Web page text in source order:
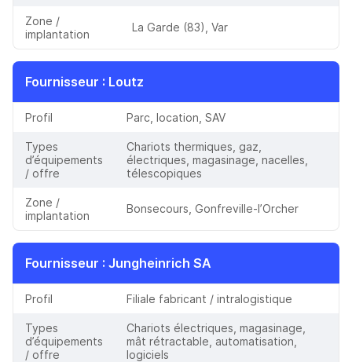
Zone /
implantation
La Garde (83), Var
Fournisseur : Loutz
Profil Parc, location, SAV
Types
d’équipements
/ offre
Chariots thermiques, gaz,
électriques, magasinage, nacelles,
télescopiques
Zone /
implantation
Bonsecours, Gonfreville-l’Orcher
Fournisseur : Jungheinrich SA
Profil Filiale fabricant / intralogistique
Types
d’équipements
/ offre
Chariots électriques, magasinage,
mât rétractable, automatisation,
logiciels